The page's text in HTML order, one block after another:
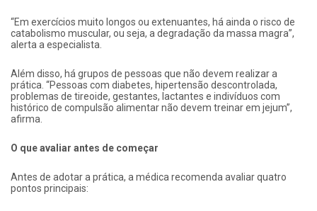
“Em exercícios muito longos ou extenuantes, há ainda o risco de
catabolismo muscular, ou seja, a degradação da massa magra”,
alerta a especialista.
Além disso, há grupos de pessoas que não devem realizar a
prática. “Pessoas com diabetes, hipertensão descontrolada,
problemas de tireoide, gestantes, lactantes e indivíduos com
histórico de compulsão alimentar não devem treinar em jejum”,
afirma.
O que avaliar antes de começar
Antes de adotar a prática, a médica recomenda avaliar quatro
pontos principais: